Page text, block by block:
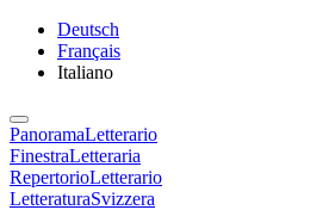
Deutsch
Français
Italiano
PanoramaLetterario
FinestraLetteraria
RepertorioLetterario
LetteraturaSvizzera